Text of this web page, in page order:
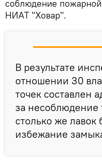
соблюдение пожарной
НИАТ "Ховар".
В результате
отношении 30
точек составлен
за несоблюдение
столько же
избежание